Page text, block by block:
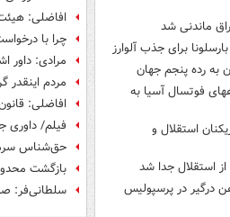
ماندنی شد
برای جذب آلوارز
به رده پنجم جهان
فوتسال آسیا به
استقلال و
استقلال جدا شد
درگیر در پرسپولیس
افاضلی:
چرا با
مرادی: داور
مردم اینقدر
افاضلی:
فیلم/
حق‌شناس
بازگشت
سلطانی‌فر: